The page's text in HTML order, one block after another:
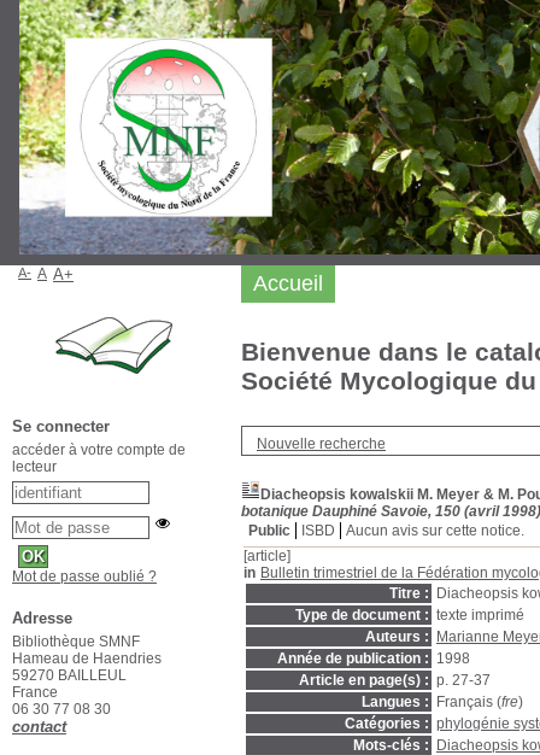
Bienvenue dans le
Société Mycologique
Nouvelle recherche
Diacheopsis kowalskii M. Meyer & M.
botanique Dauphiné Savoie, 150 (avril 1998)
Public
ISBD
Aucun avis sur cette notice.
[article]
in Bulletin trimestriel de la Fédération
Titre :
Diacheopsis
Type de document : texte imprimé
Auteurs :
Marianne
Année de publication : 1998
Article en page(s) : p. 27-37
Langues :
Français (fre)
Catégories : phylogénie
Mots-clés :
Diacheopsis
Accueil
A- A A+
Se connecter
accéder à votre compte de
lecteur
Mot de passe oublié ?
Adresse
Bibliothèque SMNF
Hameau de Haendries
59270 BAILLEUL
France
06 30 77 08 30
contact